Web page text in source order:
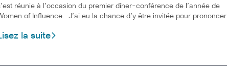
réunie à l’occasion du premier dîner-conférence de l’année de
of Influence. J’ai eu la chance d’y être invitée pour prononcer
la suite